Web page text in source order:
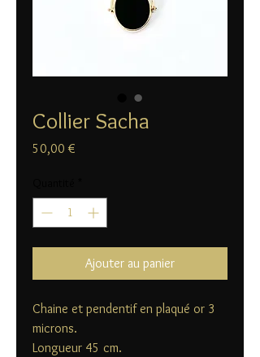
Collier Sacha
50,00 €
Ajouter au panier
Chaine et pendentif en plaqué or 3
microns.
Longueur 45 cm.